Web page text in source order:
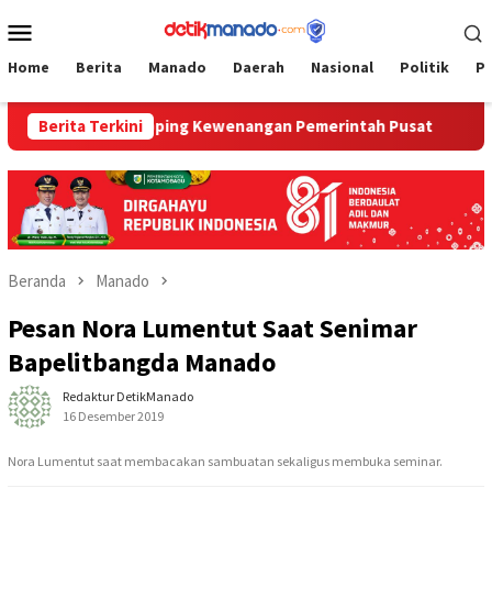
ke
Mobile
Home Berita Manado Daerah Nasional Politik
Berita Terkini
Ship Scrapping Kewenangan Pemerintah Pusat
Beranda Manado
Pesan Nora Lumentut Saat Senimar
Bapelitbangda Manado
Redaktur DetikManado
16 Desember 2019
Nora Lumentut saat membacakan sambuatan sekaligus membuka seminar.